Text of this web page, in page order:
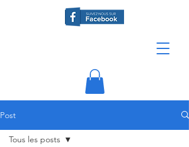
Post
Tous les posts